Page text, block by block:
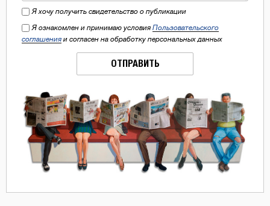
Я хочу получить свидетельство о публикации
Я ознакомлен и принимаю условия Пользовательского
соглашения и согласен на обработку персональных данных
ОТПРАВИТЬ